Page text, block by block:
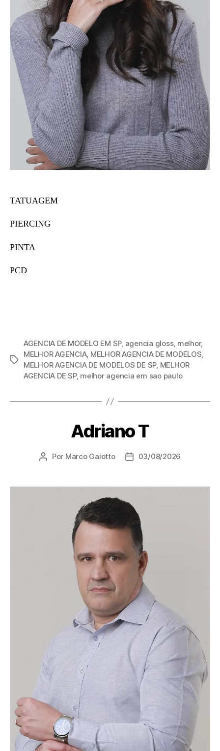
TATUAGEM
PIERCING
PINTA
PCD
AGENCIA DE MODELO EM SP, agencia gloss, melhor,
MELHOR AGENCIA, MELHOR AGENCIA DE MODELOS,
MELHOR AGENCIA DE MODELOS DE SP, MELHOR
AGENCIA DE SP, melhor agencia em sao paulo
Adriano T
Por Marco Gaiotto 03/08/2026